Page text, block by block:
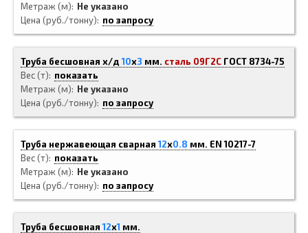
Метраж (м)
Не указано
Цена (руб./тонну)
по запросу
Труба бесшовная х/д10x3 мм. сталь 09Г2С ГОСТ 8734-75
Вес (т)
показать
Метраж (м)
Не указано
Цена (руб./тонну)
по запросу
Труба нержавеющая сварная12x0.8 мм. EN 10217-7
Вес (т)
показать
Метраж (м)
Не указано
Цена (руб./тонну)
по запросу
Труба бесшовная12x1 мм.